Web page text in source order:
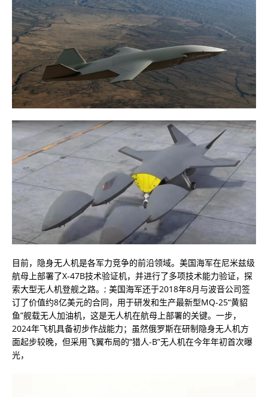
目前，隐身无人机是各军力竞争的前沿领域。美国海军在尼米兹级
航母上部署了X-47B技术验证机，并进行了多项技术能力验证，探
索大型无人机登舰之路。; 美国海军还于2018年8月与波音公司签
订了价值约8亿美元的合同，用于研发和生产最新型MQ-25“黄貂
鱼”舰载无人加油机，这是无人机在航母上部署的关键。一步，
2024年飞机具备初步作战能力；虽然俄罗斯在研制隐身无人机方
面起步较晚，但采用飞翼布局的“猎人-B”无人机在今年年初首次曝
光，